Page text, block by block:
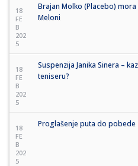
18
FE
B
202
5
Brajan Molko (Placebo)
Meloni
18
FE
B
202
5
Suspenzija Janika Sinera –
teniseru?
18
FE
B
202
5
Proglašenje puta do pobede